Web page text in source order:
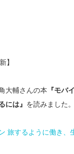
】
大輔さんの本 『モバ
には』 を読みました。
旅するように働き、